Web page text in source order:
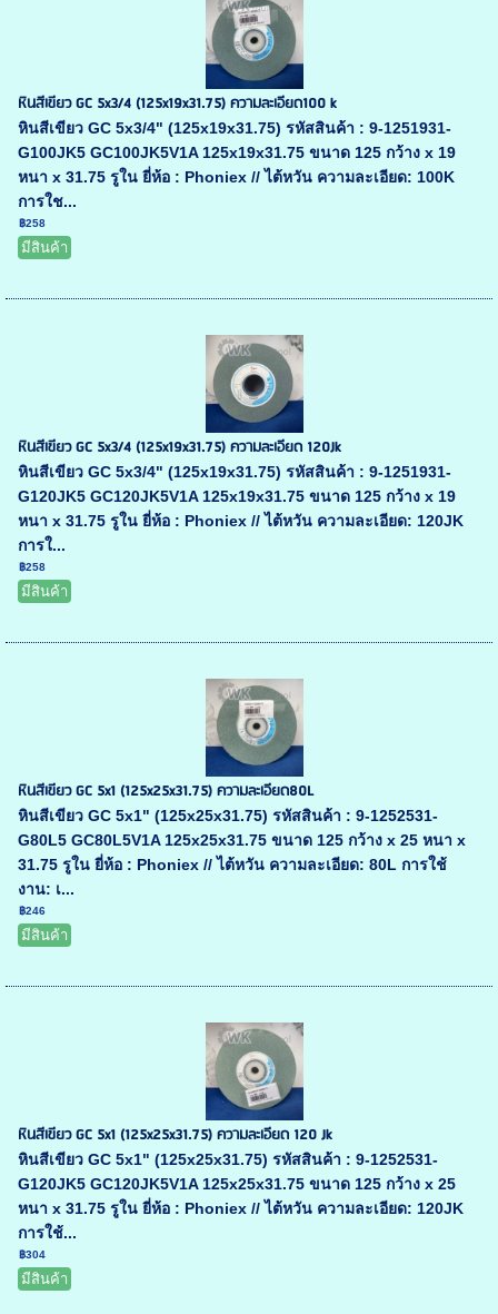
หินสีเขียว GC 5x3/4 (125x19x31.75) ความละเอียด100 k
หินสีเขียว GC 5x3/4" (125x19x31.75) รหัสสินค้า : 9-1251931-
G100JK5 GC100JK5V1A 125x19x31.75 ขนาด 125 กว้าง x 19
หนา x 31.75 รูใน ยี่ห้อ : Phoniex // ไต้หวัน ความละเอียด: 100K
การใช...
฿258
มีสินค้า
หินสีเขียว GC 5x3/4 (125x19x31.75) ความละเอียด 120Jk
หินสีเขียว GC 5x3/4" (125x19x31.75) รหัสสินค้า : 9-1251931-
G120JK5 GC120JK5V1A 125x19x31.75 ขนาด 125 กว้าง x 19
หนา x 31.75 รูใน ยี่ห้อ : Phoniex // ไต้หวัน ความละเอียด: 120JK
การใ...
฿258
มีสินค้า
หินสีเขียว GC 5x1 (125x25x31.75) ความละเอียด80L
หินสีเขียว GC 5x1" (125x25x31.75) รหัสสินค้า : 9-1252531-
G80L5 GC80L5V1A 125x25x31.75 ขนาด 125 กว้าง x 25 หนา x
31.75 รูใน ยี่ห้อ : Phoniex // ไต้หวัน ความละเอียด: 80L การใช้
งาน: เ...
฿246
มีสินค้า
หินสีเขียว GC 5x1 (125x25x31.75) ความละเอียด 120 Jk
หินสีเขียว GC 5x1" (125x25x31.75) รหัสสินค้า : 9-1252531-
G120JK5 GC120JK5V1A 125x25x31.75 ขนาด 125 กว้าง x 25
หนา x 31.75 รูใน ยี่ห้อ : Phoniex // ไต้หวัน ความละเอียด: 120JK
การใช้...
฿304
มีสินค้า